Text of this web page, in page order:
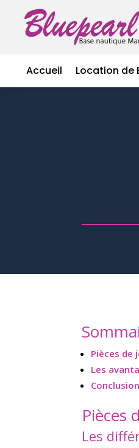
Accueil Location de
Pièces de
Les
Conclusion
Pièces
Les